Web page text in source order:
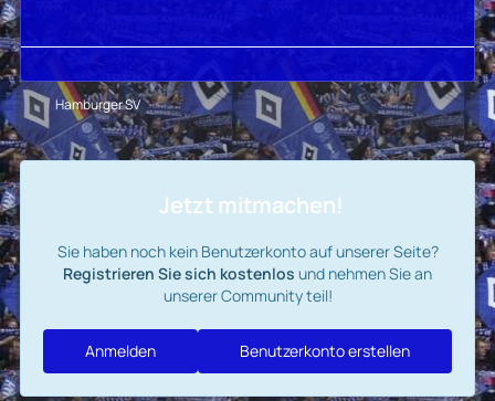
Hamburger SV
Jetzt mitmachen!
Sie haben noch kein Benutzerkonto auf unserer Seite?
Registrieren Sie sich kostenlos und nehmen Sie an
unserer Community teil!
Benutzerkonto erstellen
Anmelden